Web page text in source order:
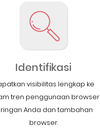
Identifikasi
visibilitas lengkap ke
tren penggunaan browser
Anda dan tambahan
browser.